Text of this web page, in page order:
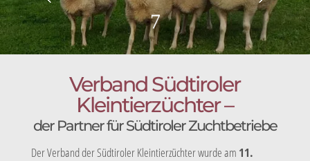
7
Verband Südtiroler
Kleintierzüchter –
der Partner für Südtiroler Zuchtbetriebe
Der Verband der Südtiroler Kleintierzüchter wurde am 11.